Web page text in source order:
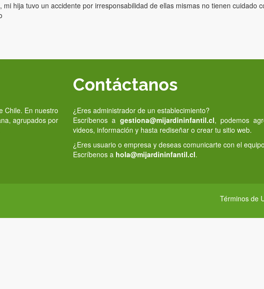
hija tuvo un accidente por irresponsabilidad de ellas mismas no tienen cuidado
Chile. En nuestro
agrupados por
Contáctanos
¿Eres administrador de un establecimiento?
Escríbenos a gestiona@mijardininfantil.cl, podemos
videos, información y hasta rediseñar o crear tu sitio web.
¿Eres usuario o empresa y deseas comunicarte con el
Escríbenos a hola@mijardininfantil.cl.
Términos de